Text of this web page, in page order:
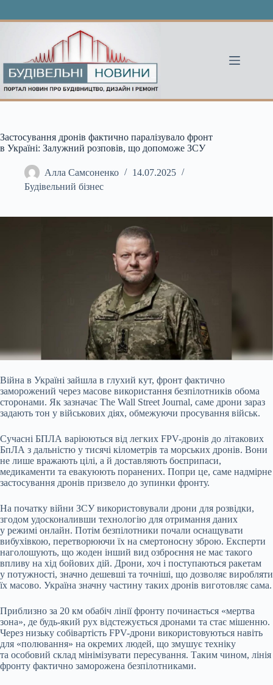
Застосування дронів фактично паралізувало фронт
в Україні: Залужний розповів, що допоможе ЗСУ
Алла Самсоненко
14.07.2025
Будівельний бізнес
Війна в Україні зайшла в глухий кут, фронт фактично
заморожений через масове використання безпілотників обома
сторонами. Як зазначає The Wall Street Journal, саме дрони зараз
задають тон у військових діях, обмежуючи просування військ.
Сучасні БПЛА варіюються від легких FPV-дронів до літакових
БпЛА з дальністю у тисячі кілометрів та морських дронів. Вони
не лише вражають цілі, а й доставляють боєприпаси,
медикаменти та евакуюють поранених. Попри це, саме надмірне
застосування дронів призвело до зупинки фронту.
На початку війни ЗСУ використовували дрони для розвідки,
згодом удосконаливши технологію для отримання даних
у режимі онлайн. Потім безпілотники почали оснащувати
вибухівкою, перетворюючи їх на смертоносну зброю. Експерти
наголошують, що жоден інший вид озброєння не має такого
впливу на хід бойових дій. Дрони, хоч і поступаються ракетам
у потужності, значно дешевші та точніші, що дозволяє виробляти
їх масово. Україна значну частину таких дронів виготовляє сама.
Приблизно за 20 км обабіч лінії фронту починається «мертва
зона», де будь-який рух відстежується дронами та стає мішенню.
Через низьку собівартість FPV-дрони використовуються навіть
для «полювання» на окремих людей, що змушує техніку
та особовий склад мінімізувати пересування. Таким чином, лінія
фронту фактично заморожена безпілотниками.